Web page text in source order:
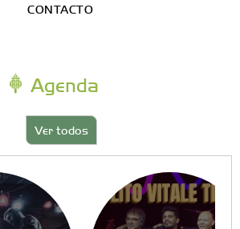
CONTACTO
Agenda
Ver todos